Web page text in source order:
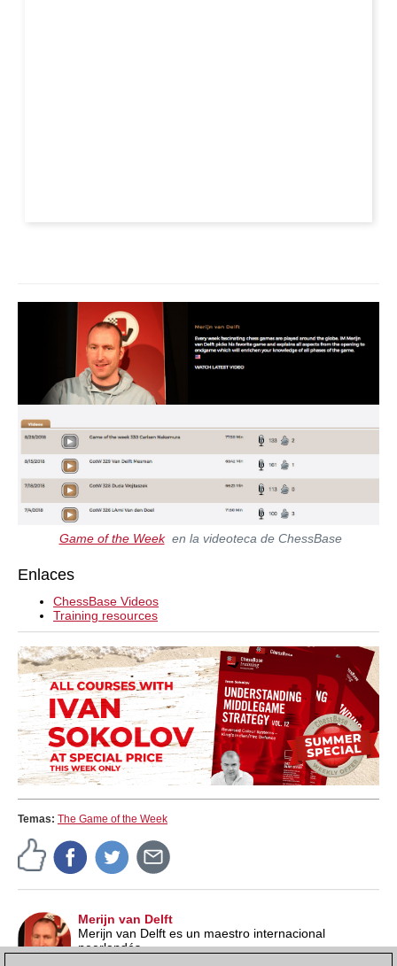
Game of the Weeken la videoteca de ChessBase
Enlaces
ChessBase Videos
Training resources
Temas: The Game of the Week
Merijn van Delft
Merijn van Delft es un maestro internacional
neerlandés.